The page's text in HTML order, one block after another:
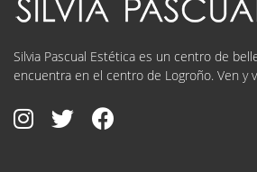
Silvia Pascual Estética es un centro de
encuentra en el centro de Logroño. Ven y